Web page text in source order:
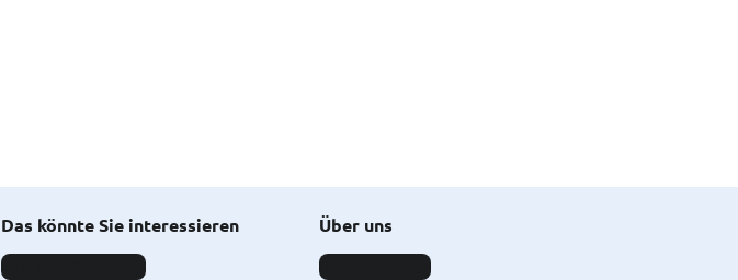
Das könnte Sie interessieren
Kfz-Versicherung
Über uns
Unternehmen